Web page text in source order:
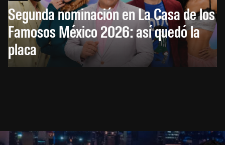
Segunda nominación en La Casa de los
Famosos México 2026: así quedó la
placa